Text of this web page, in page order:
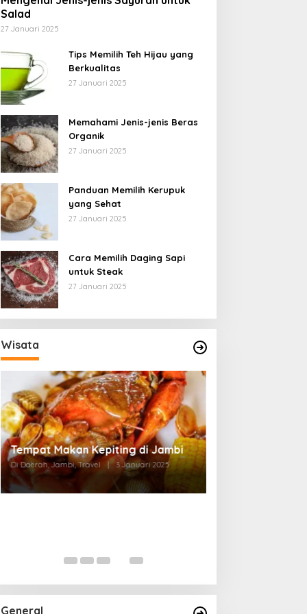
Salad
27 Januari 2025
Tips Memilih Teh Hijau yang
Berkualitas
27 Januari 2025
Memahami Jenis-jenis Beras
Organik
27 Januari 2025
Panduan Memilih Kerupuk
yang Sehat
27 Januari 2025
Cara Memilih Daging Sapi
untuk Steak
27 Januari 2025
Wisata
Tempat Makan di Thehok Jambi
Di Daerah, Jambi, Travel | 3 Januari 2025
General